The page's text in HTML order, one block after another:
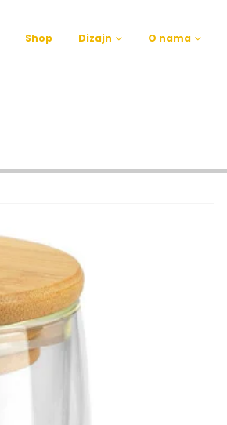
Shop Dizajn O nama